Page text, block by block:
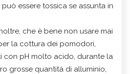
essere tossica se assunta in
che è bene non usare mai
la cottura dei pomodori,
con pH molto acido, durante la
grosse quantità di alluminio,